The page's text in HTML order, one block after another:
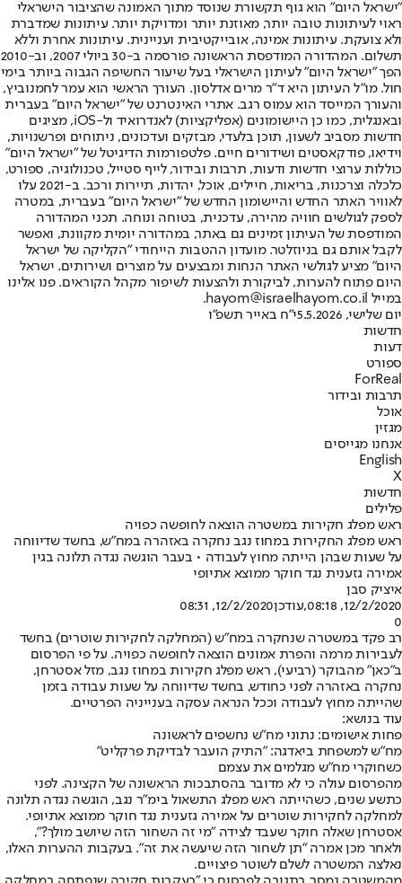
"ישראל היום" הוא גוף תקשורת שנוסד מתוך האמונה שהציבור הישראלי
ראוי לעיתונות טובה יותר, מאוזנת יותר ומדויקת יותר. עיתונות שמדברת
ולא צועקת. עיתונות אמינה, אובייקטיבית ועניינית. עיתונות אחרת וללא
תשלום. המהדורה המודפסת הראשונה פורסמה ב-30 ביולי 2007, וב-2010
הפך "ישראל היום" לעיתון הישראלי בעל שיעור החשיפה הגבוה ביותר בימי
חול. מו"ל העיתון היא ד"ר מרים אדלסון. העורך הראשי הוא עמר לחמנוביץ,
והעורך המייסד הוא עמוס רגב. אתרי האינטרנט של "ישראל היום" בעברית
ובאנגלית, כמו כן היישומונים (אפליקציות) לאנדרואיד ול-iOS, מציגים
חדשות מסביב לשעון, תוכן בלעדי, מבזקים ועדכונים, ניתוחים ופרשנויות,
וידיאו, פודקאסטים ושידורים חיים. פלטפורמות הדיגיטל של "ישראל היום"
כוללות ערוצי חדשות ודעות, תרבות ובידור, לייף סטייל, טכנולוגיה, ספורט,
כלכלה וצרכנות, בריאות, חיילים, אוכל, יהדות, תיירות ורכב. ב-2021 עלו
לאוויר האתר החדש והיישומון החדש של "ישראל היום" בעברית, במטרה
לספק לגולשים חוויה מהירה, עדכנית, בטוחה ונוחה. תכני המהדורה
המודפסת של העיתון זמינים גם באתר, במהדורה יומית מקוונת, ואפשר
לקבל אותם גם בניוזלטר. מועדון ההטבות הייחודי "הקליקה של ישראל
היום" מציע לגולשי האתר הנחות ומבצעים על מוצרים ושירותים. ישראל
היום פתוח להערות, לביקורת ולהצעות לשיפור מקהל הקוראים. פנו אלינו
במייל hayom@israelhayom.co.il.
יום שלישי, 5.5.2026
י"ח באייר תשפ"ו
חדשות
דעות
ספורט
ForReal
תרבות ובידור
אוכל
מגזין
אנחנו מגייסים
English
X
חדשות
פלילים
ראש מפלג חקירות במשטרה הוצאה לחופשה כפויה
ראש מפלג החקירות במחוז נגב נחקרה באזהרה במח"ש, בחשד שדיווחה
על שעות שבהן הייתה מחוץ לעבודה • בעבר הוגשה נגדה תלונה בגין
אמירה גזענית נגד חוקר ממוצא אתיופי
איציק סבן
12/2/2020, 08:18
,עודכן12/2/2020, 08:31
0
רב פקד במשטרה שנחקרה במח״ש (המחלקה לחקירות שוטרים) בחשד
לעבירות מרמה והפרת אמונים הוצאה לחופשה כפויה. על פי הפרסום
ב"כאן" מהבוקר (רביעי), ראש מפלג חקירות במחוז נגב, מזל אסטרחן,
נחקרה באזהרה לפני כחודש, בחשד שדיווחה על שעות עבודה בזמן
שהייתה מחוץ לעבודה וככל הנראה עסקה בענייניה הפרטיים.
עוד בנושא:
פחות אישומים: נתוני מח"ש נחשפים לראשונה
מח"ש למשפחת ביאדגה: "התיק הועבר לבדיקת פרקליט"
כשחוקרי מח"ש מגלמים את עצמם
מהפרסום עולה כי לא מדובר בהסתבכות הראשונה של הקצינה. לפני
כתשע שנים, כשהייתה ראש מפלג התשאול בימ"ר נגב, הוגשה נגדה תלונה
למחלקה לחקירות שוטרים על אמירה גזענית נגד חוקר ממוצא אתיופי.
אסטרחן שאלה חוקר שעבד לצידה "מי זה השחור הזה שיושב מולך?",
ולאחר מכן אמרה "תן לשחור הזה שיעשה את זה". בעקבות ההערות האלו,
נאלצה המשטרה לשלם לשוטר פיצויים.